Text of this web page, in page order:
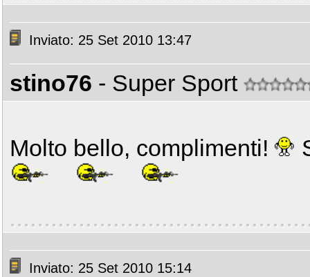
Inviato: 25 Set 2010 13:47
stino76 - Super Sport
Molto bello, complimenti!
Inviato: 25 Set 2010 15:14